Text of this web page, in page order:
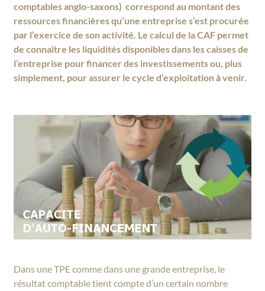
comptables anglo-saxons) correspond au montant des
ressources financières qu’une entreprise s’est procurée
par l’exercice de son activité. Le calcul de la CAF permet
de connaître les liquidités disponibles dans les caisses de
l’entreprise pour financer des investissements ou, plus
simplement, pour assurer le cycle d’exploitation à venir.
Dans une TPE comme dans une grande entreprise, le
résultat comptable tient compte d’un certain nombre